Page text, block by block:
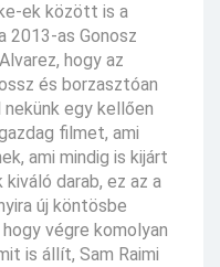
ek között is a
2013-as Gonosz
hogy az
és borzasztóan
egy kellően
filmet, ami
ami mindig is kijárt
darab, ez az a
új köntösbe
végre komolyan
is állít, Sam Raimi